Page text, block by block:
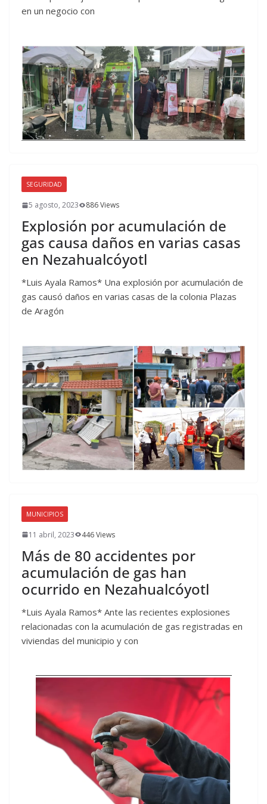
en un negocio con
SEGURIDAD
5 agosto, 2023 886 Views
Explosión por acumulación de
gas causa daños en varias casas
en Nezahualcóyotl
*Luis Ayala Ramos* Una explosión por acumulación de
gas causó daños en varias casas de la colonia Plazas
de Aragón
MUNICIPIOS
11 abril, 2023 446 Views
Más de 80 accidentes por
acumulación de gas han
ocurrido en Nezahualcóyotl
*Luis Ayala Ramos* Ante las recientes explosiones
relacionadas con la acumulación de gas registradas en
viviendas del municipio y con